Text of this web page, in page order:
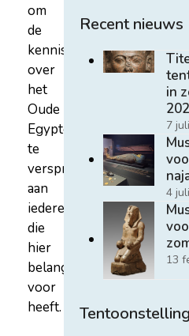
Recent nieuws
in
7
4
13
om
de
kennis
over
het
Oude
Egypte
te
verspreiden
aan
iedereen
die
hier
belangstelling
voor
heeft.